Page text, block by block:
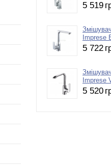
5 519
Imprese
5 722
Imprese
5 520